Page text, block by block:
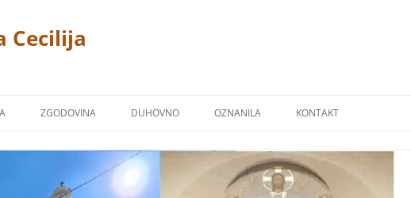
Cecilija
ZGODOVINA
KAPUCINSKI SAMOSTAN
DUHOVNO
ZAVETNIKI NAŠIH CERKVA
OZNANILA KONTAKT